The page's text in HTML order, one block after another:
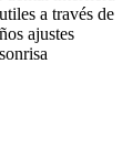
a través de
ajustes